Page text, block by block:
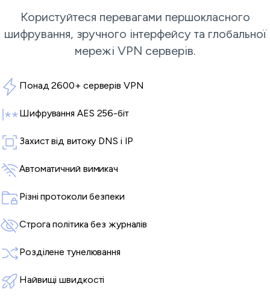
Користуйтеся перевагами першокласного
шифрування, зручного інтерфейсу та глобальної
мережі VPN серверів.
Понад 2600+ серверів VPN
Шифрування AES 256-біт
Захист від витоку DNS і IP
Автоматичний вимикач
Різні протоколи безпеки
Строга політика без журналів
Розділене тунелювання
Найвищі швидкості